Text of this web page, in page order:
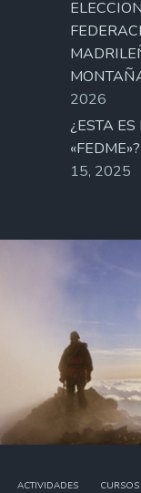
2026
¿ESTA
«FEDME»?
15, 2025
ACTIVIDADES